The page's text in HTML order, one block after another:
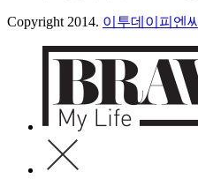
Copyright 2014. 이투데이피엔씨